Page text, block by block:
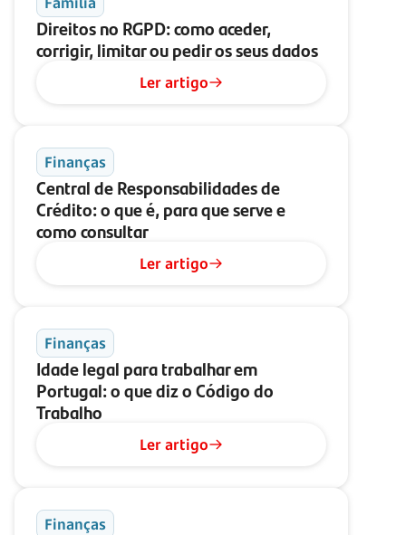
Direitos no RGPD: como aceder,
corrigir, limitar ou pedir os seus dados
Ler artigo
Finanças
Central de Responsabilidades de
Crédito: o que é, para que serve e
como consultar
Ler artigo
Finanças
Idade legal para trabalhar em
Portugal: o que diz o Código do
Trabalho
Ler artigo
Finanças